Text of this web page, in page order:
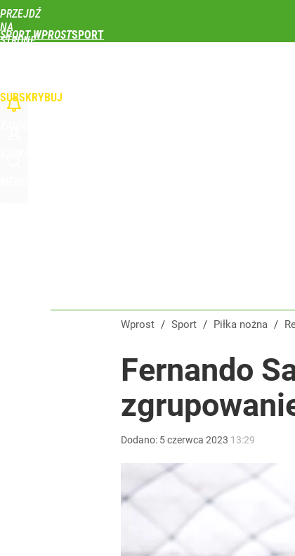
PRZEJDŹ
NA
STRONĘ
SPORT WPROST
SUBSKRYBUJ
Wprost / Sport / Piłka nożna /
Fernando
Dodano: 5czerwca 2023 13:29